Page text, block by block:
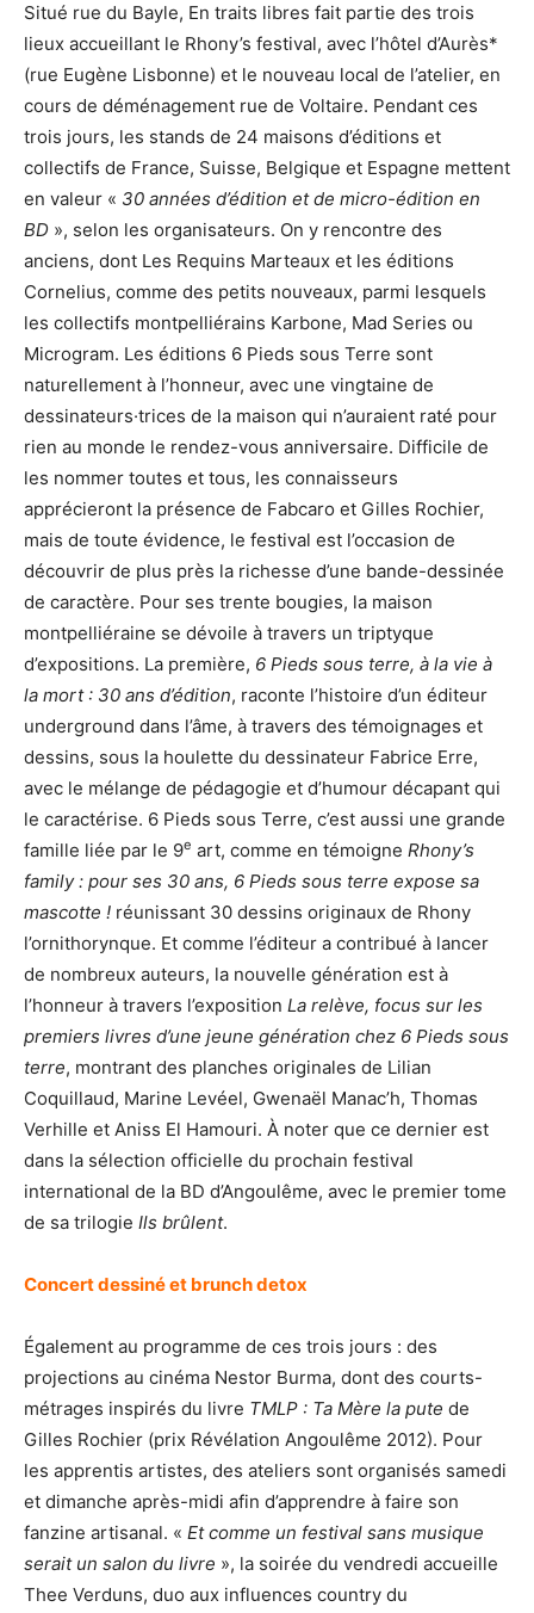
Situé rue du Bayle, En traits libres fait partie des trois
lieux accueillant le Rhony’s festival, avec l’hôtel d’Aurès*
(rue Eugène Lisbonne) et le nouveau local de l’atelier, en
cours de déménagement rue de Voltaire. Pendant ces
trois jours, les stands de 24 maisons d’éditions et
collectifs de France, Suisse, Belgique et Espagne mettent
en valeur « 30 années d’édition et de micro-édition en
BD », selon les organisateurs. On y rencontre des
anciens, dont Les Requins Marteaux et les éditions
Cornelius, comme des petits nouveaux, parmi lesquels
les collectifs montpelliérains Karbone, Mad Series ou
Microgram. Les éditions 6 Pieds sous Terre sont
naturellement à l’honneur, avec une vingtaine de
dessinateurs·trices de la maison qui n’auraient raté pour
rien au monde le rendez-vous anniversaire. Difficile de
les nommer toutes et tous, les connaisseurs
apprécieront la présence de Fabcaro et Gilles Rochier,
mais de toute évidence, le festival est l’occasion de
découvrir de plus près la richesse d’une bande-dessinée
de caractère. Pour ses trente bougies, la maison
montpelliéraine se dévoile à travers un triptyque
d’expositions. La première, 6 Pieds sous terre, à la vie à
la mort : 30 ans d’édition, raconte l’histoire d’un éditeur
underground dans l’âme, à travers des témoignages et
dessins, sous la houlette du dessinateur Fabrice Erre,
avec le mélange de pédagogie et d’humour décapant qui
le caractérise. 6 Pieds sous Terre, c’est aussi une grande
famille liée par le 9e art, comme en témoigne Rhony’s
family : pour ses 30 ans, 6 Pieds sous terre expose sa
mascotte ! réunissant 30 dessins originaux de Rhony
l’ornithorynque. Et comme l’éditeur a contribué à lancer
de nombreux auteurs, la nouvelle génération est à
l’honneur à travers l’exposition La relève, focus sur les
premiers livres d’une jeune génération chez 6 Pieds sous
terre, montrant des planches originales de Lilian
Coquillaud, Marine Levéel, Gwenaël Manac’h, Thomas
Verhille et Aniss El Hamouri. À noter que ce dernier est
dans la sélection officielle du prochain festival
international de la BD d’Angoulême, avec le premier tome
de sa trilogie Ils brûlent.
Concert dessiné et brunch detox
Également au programme de ces trois jours : des
projections au cinéma Nestor Burma, dont des courts-
métrages inspirés du livre TMLP : Ta Mère la pute de
Gilles Rochier (prix Révélation Angoulême 2012). Pour
les apprentis artistes, des ateliers sont organisés samedi
et dimanche après-midi afin d’apprendre à faire son
fanzine artisanal. « Et comme un festival sans musique
serait un salon du livre », la soirée du vendredi accueille
Thee Verduns, duo aux influences country du